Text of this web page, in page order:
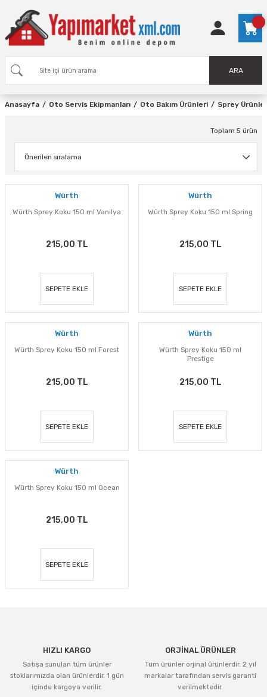
ARA
Anasayfa Oto Servis Ekipmanları Oto Bakım Ürünleri Sprey Ürünler
Toplam 5 ürün
Würth
Würth Sprey Koku 150 ml Vanilya
215,00 TL
SEPETE EKLE
Würth
Würth Sprey Koku 150 ml Spring
215,00 TL
SEPETE EKLE
Würth
Würth Sprey Koku 150 ml Forest
215,00 TL
SEPETE EKLE
Würth
Würth Sprey Koku 150 ml
Prestige
215,00 TL
SEPETE EKLE
Würth
Würth Sprey Koku 150 ml Ocean
215,00 TL
SEPETE EKLE
HIZLI KARGO
Satışa sunulan tüm ürünler
stoklarımızda olan ürünlerdir. 1 gün
içinde kargoya verilir.
ORJİNAL ÜRÜNLER
Tüm ürünler orjinal ürünlerdir. 2 yıl
markalar tarafından servis garanti
verilmektedir.